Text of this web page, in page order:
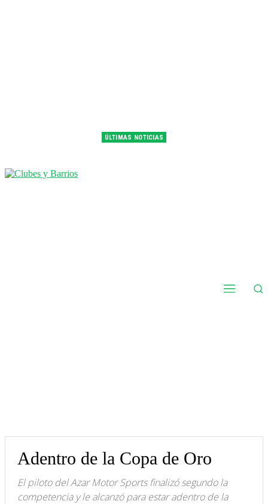
ÚLTIMAS NOTICIAS
Adentro de la Copa de Oro
El piloto del Azar Motor Sports finalizó segundo la
competencia y le alcanzó para estar adentro de la